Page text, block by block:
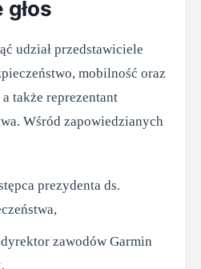
udział przedstawiciele
mobilność oraz
także reprezentant
Wśród zapowiedzianych
prezydenta ds.
zawodów Garmin